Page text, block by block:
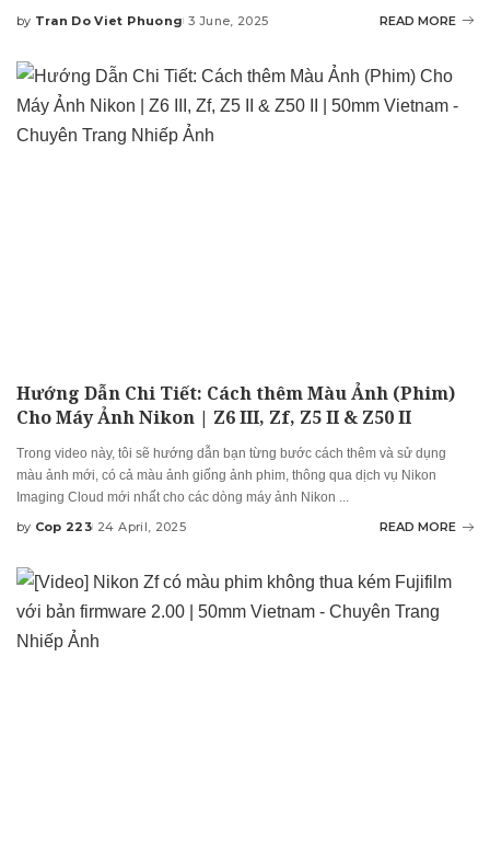
Posted
by Tran Do Viet Phuong 3 June, 2025 READ MORE
Hướng Dẫn Chi Tiết: Cách thêm Màu Ảnh (Phim)
Cho Máy Ảnh Nikon | Z6 III, Zf, Z5 II & Z50 II
Trong video này, tôi sẽ hướng dẫn bạn từng bước cách thêm và sử dụng
màu ảnh mới, có cả màu ảnh giống ảnh phim, thông qua dịch vụ Nikon
Imaging Cloud mới nhất cho các dòng máy ảnh Nikon ...
Posted
by Cop 223 24 April, 2025 READ MORE